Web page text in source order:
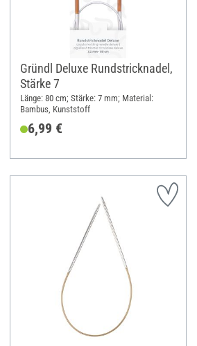
Gründl Deluxe Rundstricknadel,
Stärke 7
Länge: 80 cm; Stärke: 7 mm; Material:
Bambus, Kunststoff
6,99 €